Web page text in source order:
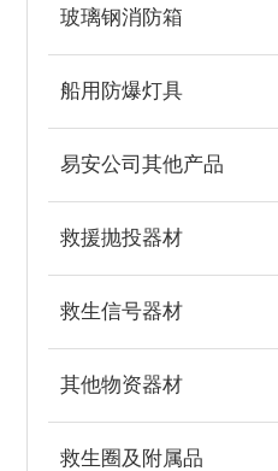
玻璃钢消防箱
船用防爆灯具
易安公司其他产品
救援抛投器材
救生信号器材
其他物资器材
救生圈及附属品